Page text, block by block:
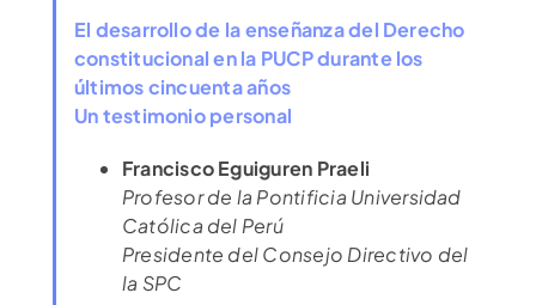
El desarrollo de la enseñanza del Derecho
constitucional en la PUCP durante los
últimos cincuenta años
Un testimonio personal
Francisco Eguiguren Praeli
Profesor de la Pontificia Universidad
Católica del Perú
Presidente del Consejo Directivo del
la SPC